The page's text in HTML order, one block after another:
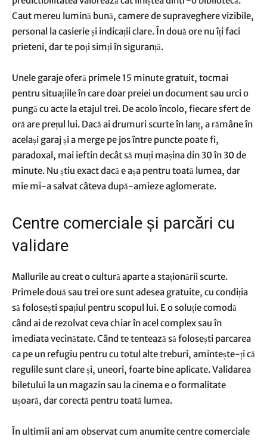
Caut mereu lumină bună, camere de supraveghere vizibile,
personal la casierie și indicații clare. În două ore nu îți faci
prieteni, dar te poți simți în siguranță.
Unele garaje oferă primele 15 minute gratuit, tocmai
pentru situațiile în care doar preiei un document sau urci o
pungă cu acte la etajul trei. De acolo încolo, fiecare sfert de
oră are prețul lui. Dacă ai drumuri scurte în lanț, a rămâne în
același garaj și a merge pe jos între puncte poate fi,
paradoxal, mai ieftin decât să muți mașina din 30 în 30 de
minute. Nu știu exact dacă e așa pentru toată lumea, dar
mie mi-a salvat câteva după-amieze aglomerate.
Centre comerciale și parcări cu
validare
Mallurile au creat o cultură aparte a staționării scurte.
Primele două sau trei ore sunt adesea gratuite, cu condiția
să folosești spațiul pentru scopul lui. E o soluție comodă
când ai de rezolvat ceva chiar în acel complex sau în
imediata vecinătate. Când te tentează să folosești parcarea
ca pe un refugiu pentru cu totul alte treburi, amintește-ți că
regulile sunt clare și, uneori, foarte bine aplicate. Validarea
biletului la un magazin sau la cinema e o formalitate
ușoară, dar corectă pentru toată lumea.
În ultimii ani am observat cum anumite centre comerciale